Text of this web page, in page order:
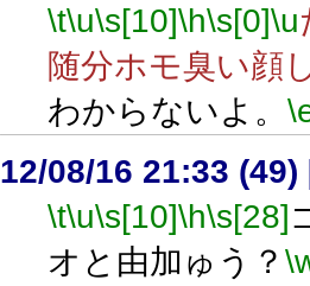
\t\u\s[10]\h\s[0]\u
随分ホモ臭い顔
わからないよ。
12/08/16 21:33 (49)
\t\u\s[10]\h\s[28]
オと由加ゅう？